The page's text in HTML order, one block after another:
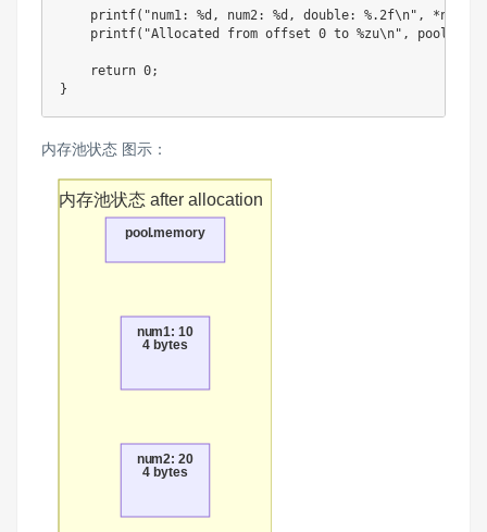
printf( "num1: %d, num2: %d, double: %.2f\n" , *num1
printf( "Allocated from offset 0 to %zu\n" , pool
return 0;
}
内存池状态 图示：
内存池状态 after allocation
pool.memory
num1: 10
4 bytes
num2: 20
4 bytes